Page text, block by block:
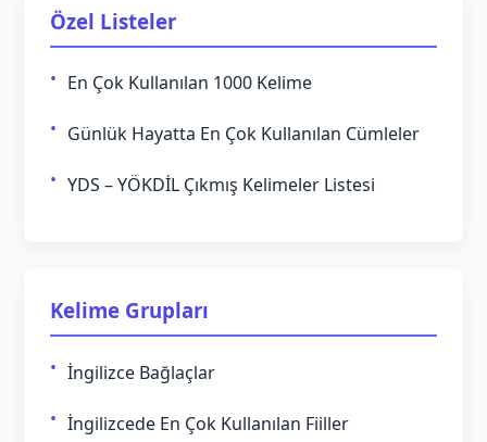
Özel Listeler
En Çok Kullanılan 1000 Kelime
Günlük Hayatta En Çok Kullanılan Cümleler
YDS – YÖKDİL Çıkmış Kelimeler Listesi
Kelime Grupları
İngilizce Bağlaçlar
İngilizcede En Çok Kullanılan Fiiller